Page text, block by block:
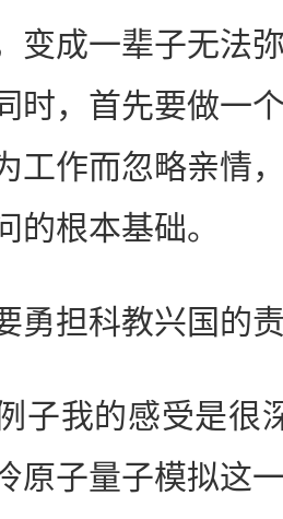
变成一辈子无法
时，首先要做一
工作而忽略亲情
的根本基础。
担科教兴国的
我的感受是很
原子量子模拟这